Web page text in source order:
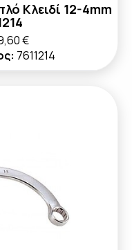
Κλειδί 12-4mm
€
7611214